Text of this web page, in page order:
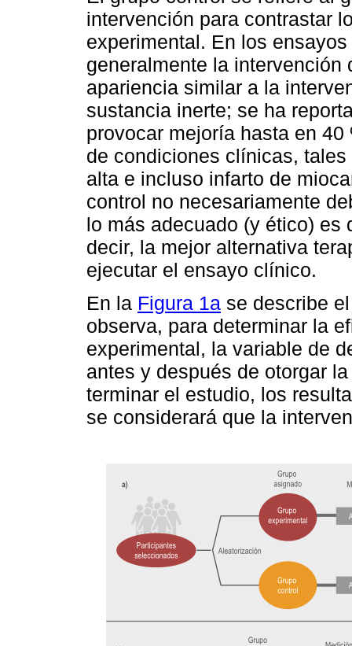
intervención para contrastar
experimental. En los
generalmente la
apariencia similar a la
sustancia inerte; se ha
provocar mejoría hasta en
de condiciones clínicas,
alta e incluso infarto de
control no necesariamente
lo más adecuado (y ético) es
decir, la mejor alternativa
ejecutar el ensayo clínico.
En la Figura 1a se describe
observa, para determinar la
experimental, la variable de
antes y después de otorgar
terminar el estudio, los
se considerará que la